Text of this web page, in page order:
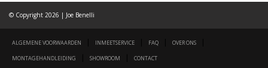
© Copyright 2026 | Joe Benelli
ALGEMENE VOORWAARDEN INMEETSERVICE FAQ OVER ONS
MONTAGEHANDLEIDING SHOWROOM CONTACT